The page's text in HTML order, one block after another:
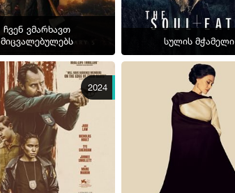
ჩვენ ვმარხავთ
მიცვალებულებს
სულის მჭამელი
2024